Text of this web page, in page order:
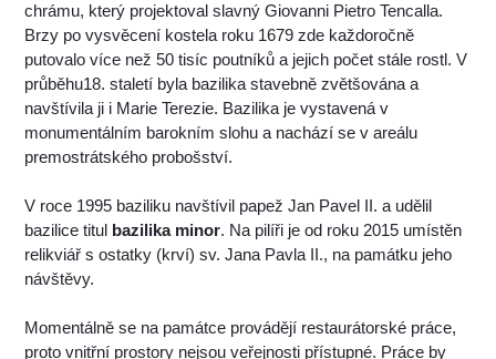
chrámu, který projektoval slavný Giovanni Pietro Tencalla.
Brzy po vysvěcení kostela roku 1679 zde každoročně
putovalo více než 50 tisíc poutníků a jejich počet stále rostl. V
průběhu18. staletí byla bazilika stavebně zvětšována a
navštívila ji i Marie Terezie. Bazilika je vystavená v
monumentálním barokním slohu a nachází se v areálu
premostrátského probošství.
V roce 1995 baziliku navštívil papež Jan Pavel II. a udělil
bazilice titul bazilika minor. Na pilíři je od roku 2015 umístěn
relikviář s ostatky (krví) sv. Jana Pavla II., na památku jeho
návštěvy.
Momentálně se na památce provádějí restaurátorské práce,
proto vnitřní prostory nejsou veřejnosti přístupné. Práce by